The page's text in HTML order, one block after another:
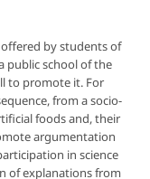
by students of
public school of the
to promote it. For
from a socio-
foods and, their
argumentation
in science
of explanations from